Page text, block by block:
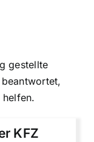
gestellte
KFZ